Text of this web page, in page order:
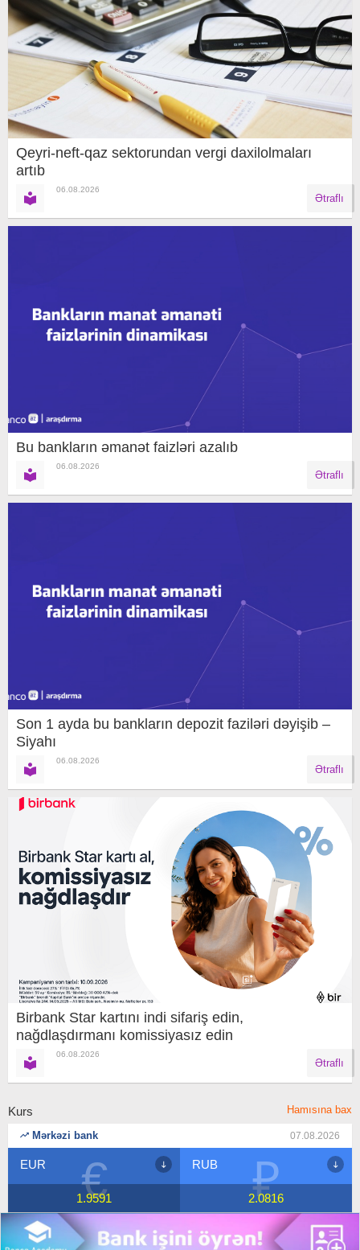
Qeyri-neft-qaz sektorundan vergi daxilolmaları
artıb
06.08.2026
Ətraflı
Bu bankların əmanət faizləri azalıb
06.08.2026
Ətraflı
Son 1 ayda bu bankların depozit faziləri dəyişib –
Siyahı
06.08.2026
Ətraflı
Birbank Star kartını indi sifariş edin,
nağdlaşdırmanı komissiyasız edin
06.08.2026
Ətraflı
Kurs Hamısına bax
Mərkəzi bank 07.08.2026
€
EUR
1.9591 ₽
RUB
2.0816